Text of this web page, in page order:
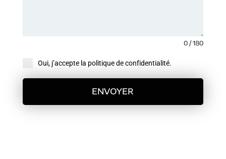
0 / 180
Oui, j’accepte la politique de confidentialité.
ENVOYER